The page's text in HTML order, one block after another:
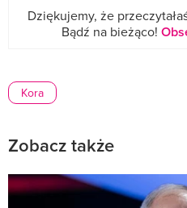
Dziękujemy, że
Bądź na bieżąco!
Kora
Zobacz także